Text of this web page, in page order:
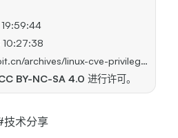
linux-cve-privilege-escalation/
BY-NC-SA 4.0 进行许可。
技术分享